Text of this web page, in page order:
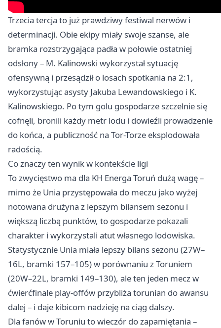
Trzecia tercja to już prawdziwy festiwal nerwów i
determinacji. Obie ekipy miały swoje szanse, ale
bramka rozstrzygająca padła w połowie ostatniej
odsłony – M. Kalinowski wykorzystał sytuację
ofensywną i przesądził o losach spotkania na 2:1,
wykorzystując asysty Jakuba Lewandowskiego i K.
Kalinowskiego. Po tym golu gospodarze szczelnie się
cofnęli, bronili każdy metr lodu i dowieźli prowadzenie
do końca, a publiczność na Tor-Torze eksplodowała
radością.
Co znaczy ten wynik w kontekście ligi
To zwycięstwo ma dla KH Energa Toruń dużą wagę –
mimo że Unia przystępowała do meczu jako wyżej
notowana drużyna z lepszym bilansem sezonu i
większą liczbą punktów, to gospodarze pokazali
charakter i wykorzystali atut własnego lodowiska.
Statystycznie Unia miała lepszy bilans sezonu (27W–
16L, bramki 157–105) w porównaniu z Toruniem
(20W–22L, bramki 149–130), ale ten jeden mecz w
ćwierćfinale play-offów przybliża torunian do awansu
dalej – i daje kibicom nadzieję na ciąg dalszy.
Dla fanów w Toruniu to wieczór do zapamiętania –